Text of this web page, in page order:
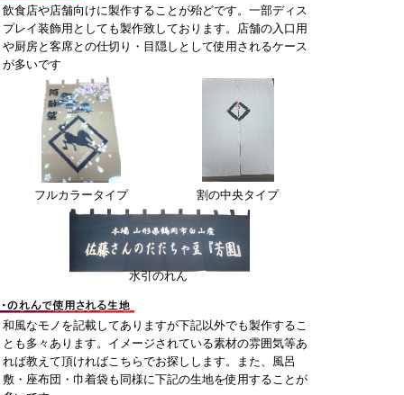
飲食店や店舗向けに製作することが殆どです。一部ディス
プレイ装飾用としても製作致しております。店舗の入口用
や厨房と客席との仕切り・目隠しとして使用されるケース
が多いです
フルカラータイプ 割の中央タイプ
水引のれん
和風なモノを記載してありますが下記以外でも製作するこ
とも多々あります。イメージされている素材の雰囲気等あ
れば教えて頂ければこちらでお探しします。また、風呂
敷・座布団・巾着袋も同様に下記の生地を使用することが